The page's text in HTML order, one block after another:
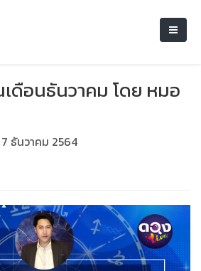
ดือนธันวาคม โดย หมอ
ธันวาคม 2564